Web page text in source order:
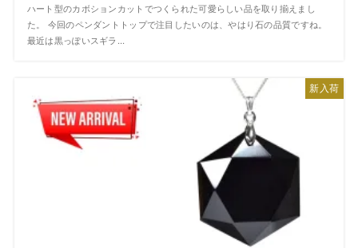
ハート型のカボションカットでつくられた可愛らしい品を取り揃えまし
た。 今回のペンダントトップで注目したいのは、やはり石の品質ですね。
最近は黒っぽいスギラ...
新入荷